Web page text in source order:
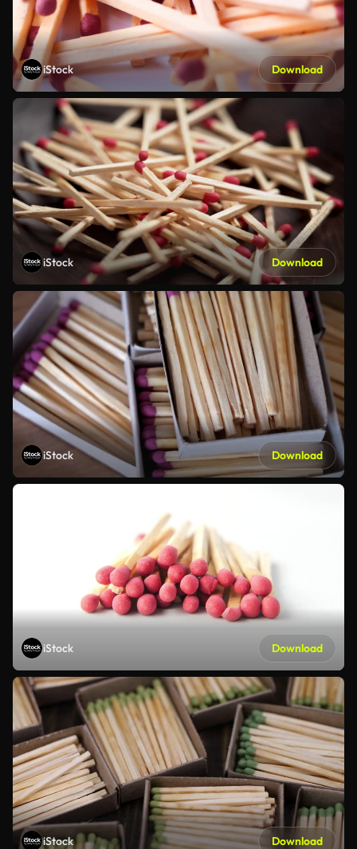
iStock Download
iStock Download
iStock Download
iStock Download
iStock Download